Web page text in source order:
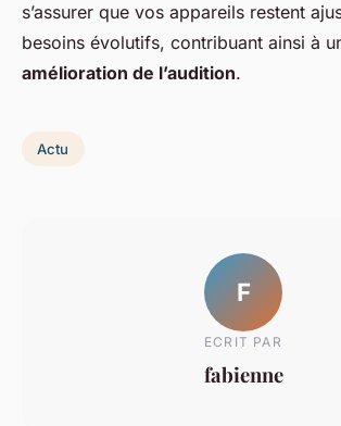
s’assurer que vos appareils restent
besoins évolutifs, contribuant ainsi à
amélioration de l’audition.
Actu
F
ECRIT PAR
fabienne